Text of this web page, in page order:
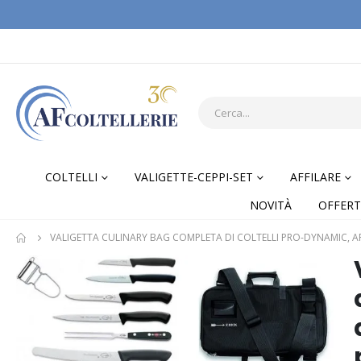
COLTELLI VALIGETTE-CEPPI-SET AFFILARE
NOVITÀ
VALIGETTA CULINARY BAG COMPLETA DI COLTELLI PRO-DYNAMIC,
Skip
to
Skip